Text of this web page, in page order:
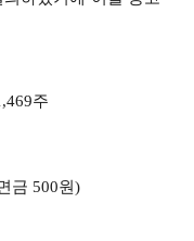
주
금 500원)